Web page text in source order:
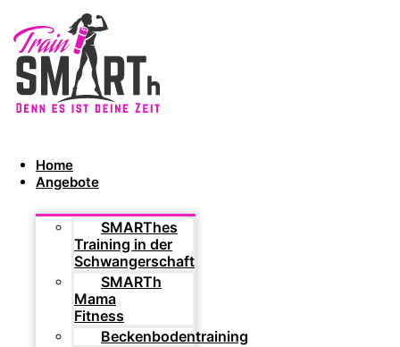
Home
Angebote
SMARThes
Training in der
Schwangerschaft
SMARTh
Mama
Fitness
Beckenbodentraining